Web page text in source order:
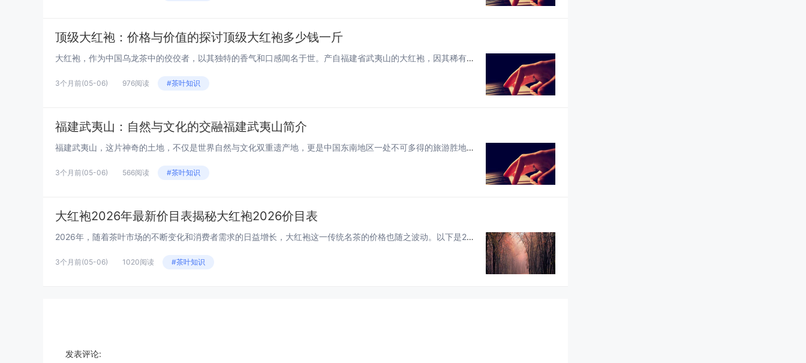
顶级大红袍：价格与价值的探讨顶级大红袍多少钱一斤
大红袍，作为中国乌龙茶中的佼佼者，以其独特的香气和口感闻名于世。产自福建省武夷山的大红袍，因其稀有性和高品质而备受茶友...
3个月前(05-06) 976阅读 #茶叶知识
福建武夷山：自然与文化的交融福建武夷山简介
福建武夷山，这片神奇的土地，不仅是世界自然与文化双重遗产地，更是中国东南地区一处不可多得的旅游胜地。本文将带你走进武夷...
3个月前(05-06) 566阅读 #茶叶知识
大红袍2026年最新价目表揭秘大红袍2026价目表
2026年，随着茶叶市场的不断变化和消费者需求的日益增长，大红袍这一传统名茶的价格也随之波动。以下是2026年大红袍的...
3个月前(05-06) 1020阅读 #茶叶知识
发表评论: